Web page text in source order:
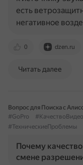
0 dzen.ru
есть
негативное
Читать далее
Вопрос для Поиска с
#GoPro
#КачествоВидео
#ТехническиеПроблемы
Почему
смене